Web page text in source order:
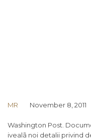
MR November 8, 2011
Washington Post.
ivealã noi detalii privind